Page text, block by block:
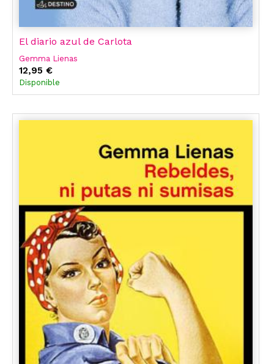
El diario azul de Carlota
Gemma Lienas
12,95 €
Disponible